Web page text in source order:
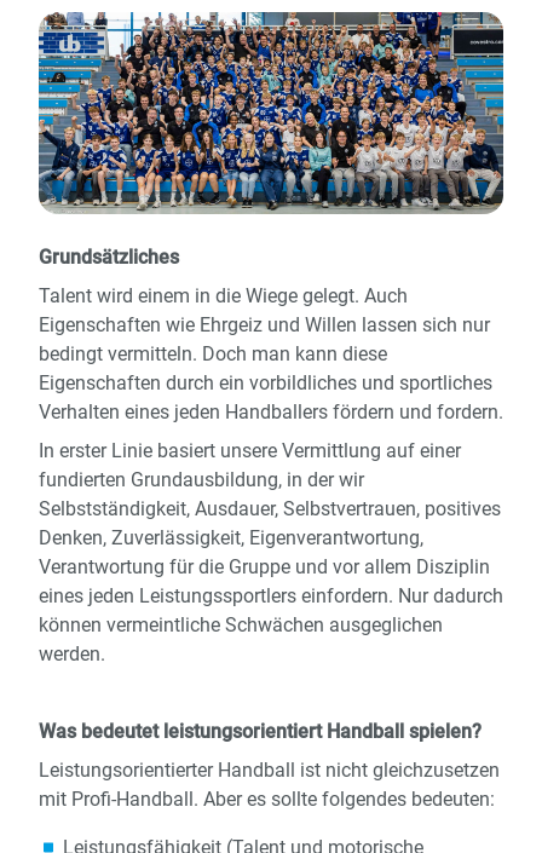
Grundsätzliches
Talent wird einem in die Wiege gelegt. Auch
Eigenschaften wie Ehrgeiz und Willen lassen sich nur
bedingt vermitteln. Doch man kann diese
Eigenschaften durch ein vorbildliches und sportliches
Verhalten eines jeden Handballers fördern und fordern.
In erster Linie basiert unsere Vermittlung auf einer
fundierten Grundausbildung, in der wir
Selbstständigkeit, Ausdauer, Selbstvertrauen, positives
Denken, Zuverlässigkeit, Eigenverantwortung,
Verantwortung für die Gruppe und vor allem Disziplin
eines jeden Leistungssportlers einfordern. Nur dadurch
können vermeintliche Schwächen ausgeglichen
werden.
Was bedeutet leistungsorientiert Handball spielen?
Leistungsorientierter Handball ist nicht gleichzusetzen
mit Profi-Handball. Aber es sollte folgendes bedeuten:
Leistungsfähigkeit (Talent und motorische